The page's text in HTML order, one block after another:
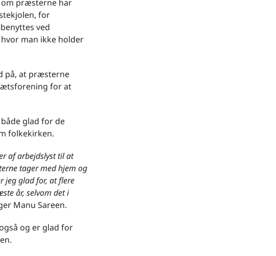
om præsterne har
for
ved
man ikke holder
på, at præsterne
for at
glad for de
folkekirken.
af arbejdslyst til at
tager med hjem og
jeg glad for, at flere
år, selvom det i
Manu Sareen.
og er glad for